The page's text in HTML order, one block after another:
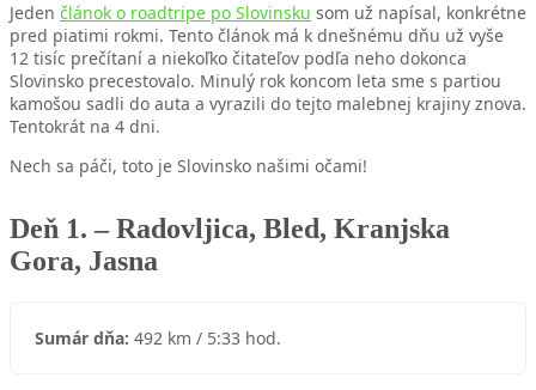
Jeden článok o roadtripe po Slovinsku som už napísal, konkrétne
pred piatimi rokmi. Tento článok má k dnešnému dňu už vyše
12 tisíc prečítaní a niekoľko čitateľov podľa neho dokonca
Slovinsko precestovalo. Minulý rok koncom leta sme s partiou
kamošou sadli do auta a vyrazili do tejto malebnej krajiny znova.
Tentokrát na 4 dni.
Nech sa páči, toto je Slovinsko našimi očami!
Deň 1. – Radovljica, Bled, Kranjska
Gora, Jasna
Sumár dňa: 492 km / 5:33 hod.